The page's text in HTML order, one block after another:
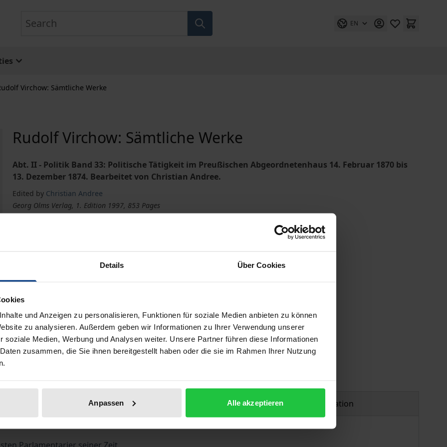
Details Über Cookies
und Anzeigen zu personalisieren, Funktionen für soziale Medien anbieten zu können
zu analysieren. Außerdem geben wir Informationen zu Ihrer Verwendung unserer
soziale Medien, Werbung und Analysen weiter. Unsere Partner führen diese Informationen
zusammen, die Sie ihnen bereitgestellt haben oder die sie im Rahmen Ihrer Nutzung
Anpassen Alle akzeptieren
EN
Virchow: Sämtliche Werke
Rudolf Virchow: Sämtliche Werke
Abt. II - Politik Band 33: Politische Tätigkeit im Preußischen Abgeordnetenhaus 14. Februar 1870 bis
13. Dezember 1874. Bearbeitet von Christian Andree.
Edited by Christian Andree
Georg Olms Verlag, 1. Edition 1997, 853 Pages
Add to Cart Add to Wish List
Delivery cost notice
Bibliographical data Product safety information